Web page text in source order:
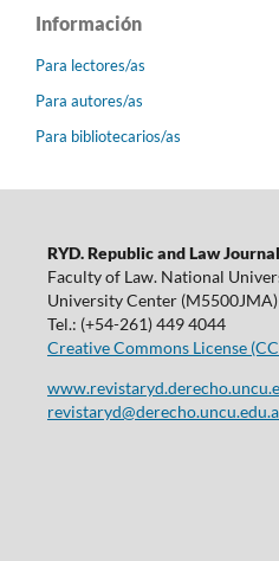
Información
Para lectores/as
Para autores/as
Para bibliotecarios/as
RYD. Republic and Law
Faculty of Law. National
University Center
Tel.: (+54-261) 449 4044
Creative Commons License